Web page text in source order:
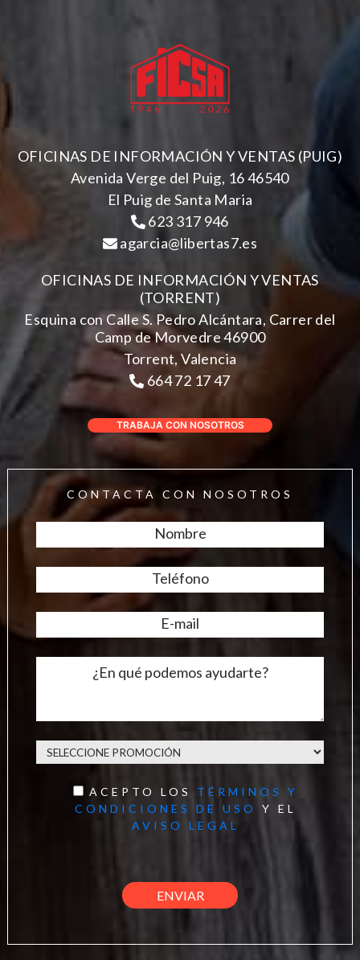
OFICINAS DE INFORMACIÓN Y VENTAS (PUIG)
Avenida Verge del Puig, 16 46540
El Puig de Santa Maria
623 317 946
agarcia@libertas7.es
OFICINAS DE INFORMACIÓN Y VENTAS
(TORRENT)
Esquina con Calle S. Pedro Alcántara, Carrer del
Camp de Morvedre 46900
Torrent, Valencia
664 72 17 47
TRABAJA CON NOSOTROS
CONTACTA CON NOSOTROS
ACEPTO LOS TÉRMINOS Y
CONDICIONES DE USO
Y EL
AVISO LEGAL